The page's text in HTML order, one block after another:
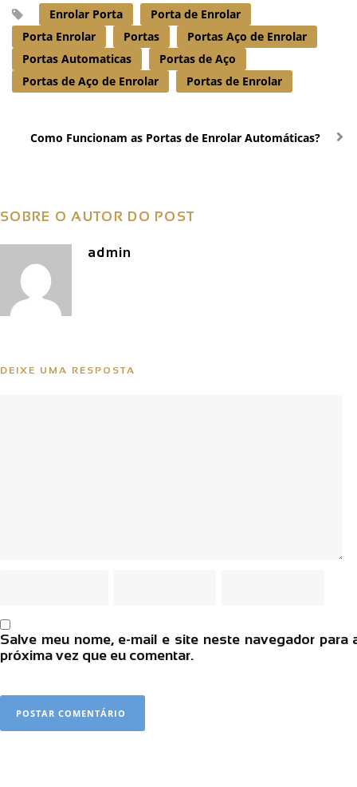
Enrolar Porta
Porta de Enrolar
Porta Enrolar
Portas
Portas Aço de Enrolar
Portas Automaticas
Portas de Aço
Portas de Aço de Enrolar
Portas de Enrolar
Como Funcionam as Portas de Enrolar Automáticas?
SOBRE O AUTOR DO POST
admin
DEIXE UMA RESPOSTA
Salve meu nome, e-mail e site neste navegador para
próxima vez que eu comentar.